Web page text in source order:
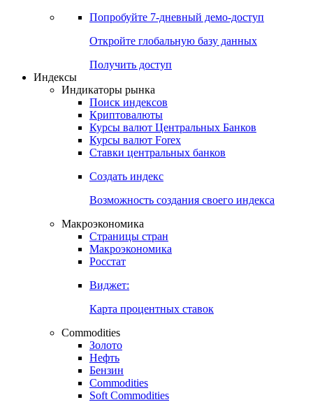
Попробуйте 7-дневный демо-доступ
Откройте глобальную базу данных
Получить доступ
Индексы
Индикаторы рынка
Поиск индексов
Криптовалюты
Курсы валют Центральных Банков
Курсы валют Forex
Ставки центральных банков
Создать индекс
Возможность создания своего индекса
Макроэкономика
Страницы стран
Макроэкономика
Росстат
Виджет:
Карта процентных ставок
Commodities
Золото
Нефть
Бензин
Commodities
Soft Commodities